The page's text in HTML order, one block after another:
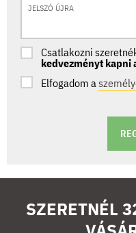
JELSZÓ ÚJRA
Csatlakozni
kedvezményt kapni
Elfogadom a
SZERETNÉL